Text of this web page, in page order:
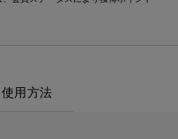
使用方法